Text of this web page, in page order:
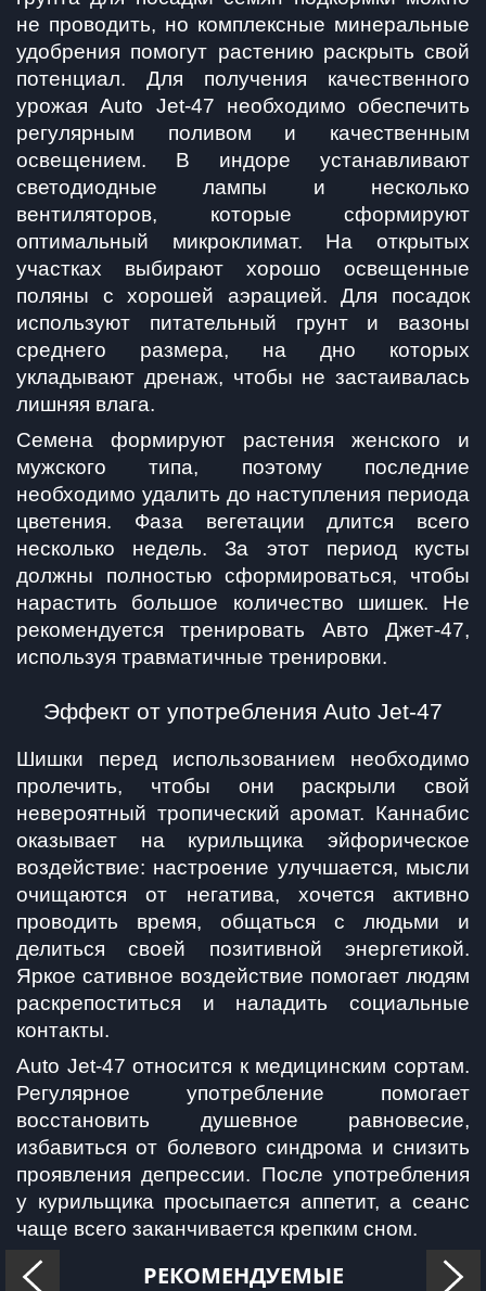
не проводить, но комплексные минеральные
удобрения помогут растению раскрыть свой
потенциал. Для получения качественного
урожая Auto Jet-47 необходимо обеспечить
регулярным поливом и качественным
освещением. В индоре устанавливают
светодиодные лампы и несколько
вентиляторов, которые сформируют
оптимальный микроклимат. На открытых
участках выбирают хорошо освещенные
поляны с хорошей аэрацией. Для посадок
используют питательный грунт и вазоны
среднего размера, на дно которых
укладывают дренаж, чтобы не застаивалась
лишняя влага.
Семена формируют растения женского и
мужского типа, поэтому последние
необходимо удалить до наступления периода
цветения. Фаза вегетации длится всего
несколько недель. За этот период кусты
должны полностью сформироваться, чтобы
нарастить большое количество шишек. Не
рекомендуется тренировать Авто Джет-47,
используя травматичные тренировки.
Эффект от употребления Auto Jet-47
Шишки перед использованием необходимо
пролечить, чтобы они раскрыли свой
невероятный тропический аромат. Каннабис
оказывает на курильщика эйфорическое
воздействие: настроение улучшается, мысли
очищаются от негатива, хочется активно
проводить время, общаться с людьми и
делиться своей позитивной энергетикой.
Яркое сативное воздействие помогает людям
раскрепоститься и наладить социальные
контакты.
Auto Jet-47 относится к медицинским сортам.
Регулярное употребление помогает
восстановить душевное равновесие,
избавиться от болевого синдрома и снизить
проявления депрессии. После употребления
у курильщика просыпается аппетит, а сеанс
чаще всего заканчивается крепким сном.
РЕКОМЕНДУЕМЫЕ